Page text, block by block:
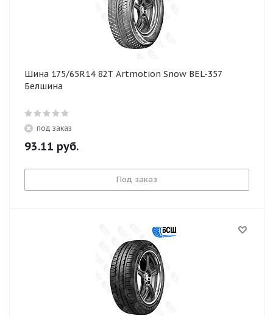
Шина 175/65R14 82T Artmotion Snow BEL-357
Белшина
под заказ
93.11 руб.
Под заказ